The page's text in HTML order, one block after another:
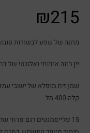
₪215
מתנה של שפע לבשורות
יין רוזה איכותי ואלגנטי של
שמן זית מופלא של ישובי
קלה 400 מל
15 פלייסמנטים דגם